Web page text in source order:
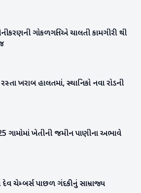
ગોકળગતિએ ચાલતી કામગીરી થી
ખરાબ હાલતમાં, સ્થાનિકો નવા રોડની
ગામોમાં ખેતીની જમીન પાણીના અભાવે
દેવ ચેમ્બર્સ પાછળ ગંદકીનું સામ્રાજ્ય